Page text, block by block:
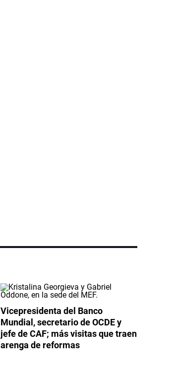
Vicepresidenta del Banco
Mundial, secretario de OCDE y
jefe de CAF; más visitas que traen
arenga de reformas